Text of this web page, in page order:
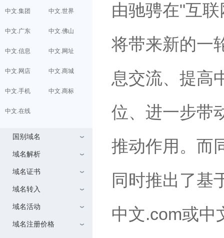
中文.集团 中文.世界
中文.广东 中文.佛山
中文.信息 中文.网址
中文.网店 中文.商城
中文.手机 中文.商标
中文.在线
国别域名
域名解析
域名证书
域名转入
域名活动
域名注册价格
由驰骋在"互
将带来新的一
息交流、提高
位、进一步带
推动作用。而
同时推出了基
中文.com或中